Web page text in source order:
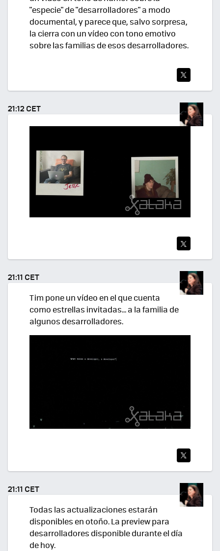
"especie" de "desarrolladores" a modo
documental, y parece que, salvo sorpresa,
la cierra con un vídeo con tono emotivo
sobre las familias de esos desarrolladores.
TEA
R
21:12 CET
TWI
TEA
R
21:11 CET
Tim pone un vídeo en el que cuenta
como estrellas invitadas... a la familia de
algunos desarrolladores.
TWI
TEA
R
21:11 CET
Todas las actualizaciones estarán
disponibles en otoño. La preview para
desarrolladores disponible durante el día
de hoy.